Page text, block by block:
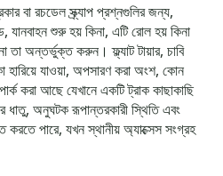
বা রচডেল স্ক্র্যাপ প্রশ্নগুলির জন্য,
শুরু হয় কিনা, এটি রোল হয় কিনা
তা অন্তর্ভুক্ত করুন। ফ্ল্যাট টায়ার, চাবি
হারিয়ে যাওয়া, অপসারণ করা অংশ, কোন
করা আছে যেখানে একটি ট্রাক কাছাকাছি
অনুঘটক রূপান্তরকারী স্থিতি এবং
পারে, যখন স্থানীয় অ্যাক্সেস সংগ্রহ